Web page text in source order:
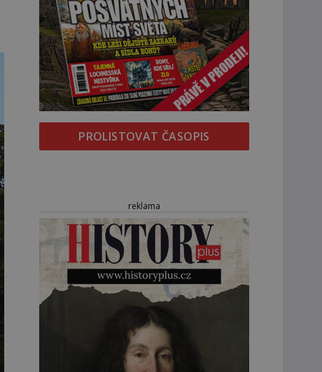
PROLISTOVAT ČASOPIS
reklama